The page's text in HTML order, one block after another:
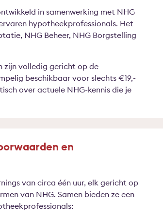
in samenwerking met NHG
hypotheekprofessionals. Het
NHG Beheer, NHG Borgstelling
zijn volledig gericht op de
beschikbaar voor slechts €19,-
over actuele NHG-kennis die je
en
van circa één uur, elk gericht op
van NHG. Samen bieden ze een